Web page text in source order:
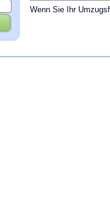
Wenn Sie Ihr